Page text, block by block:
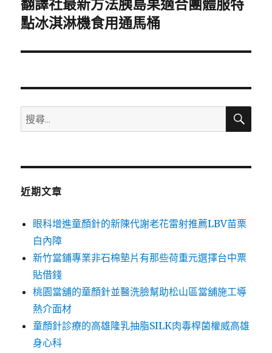
下
一
文
翻譯社最新方法胰島果適合團體服特
點冰淇淋機食用通馬桶
搜
尋
鍵
搜
近期文章
眼科增進童顏針的新陳代謝老花雷射推薦LBV苗栗
白內障
新竹當鋪專業非石棉墊片有那些荷重元選擇台中票
貼借錢
桃園當舖的童顏針並醫洗臉幫助松山區當舖施工導
熱介面材
童顏針診療的高雄隆乳抽脂SILK肉毒桿菌權威高雄
身心科